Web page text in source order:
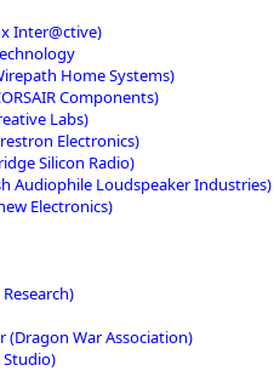
Inter@ctive)
Home Systems)
Components)
Labs)
Electronics)
Silicon Radio)
Audiophile Loudspeaker Industries)
Electronics)
(Dragon War Association)
Studio)